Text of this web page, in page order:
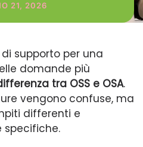
21, 2026
supporto per una
domande più
tra OSS e OSA.
vengono confuse, ma
differenti e
specifiche.